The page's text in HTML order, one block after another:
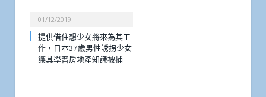
01/12/2019
提供借住想少女將來為其工
作，日本37歲男性誘拐少女
讓其學習房地產知識被捕